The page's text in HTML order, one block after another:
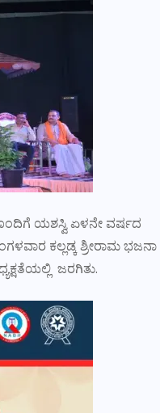
ಯಶಸ್ವಿ ಏಳನೇ ವರ್ಷದ
ಕಲ್ಲಡ್ಕ ಶ್ರೀರಾಮ ಭಜನಾ
ಜರಗಿತು.